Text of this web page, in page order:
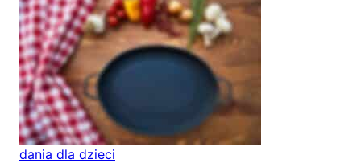
dania dla dzieci